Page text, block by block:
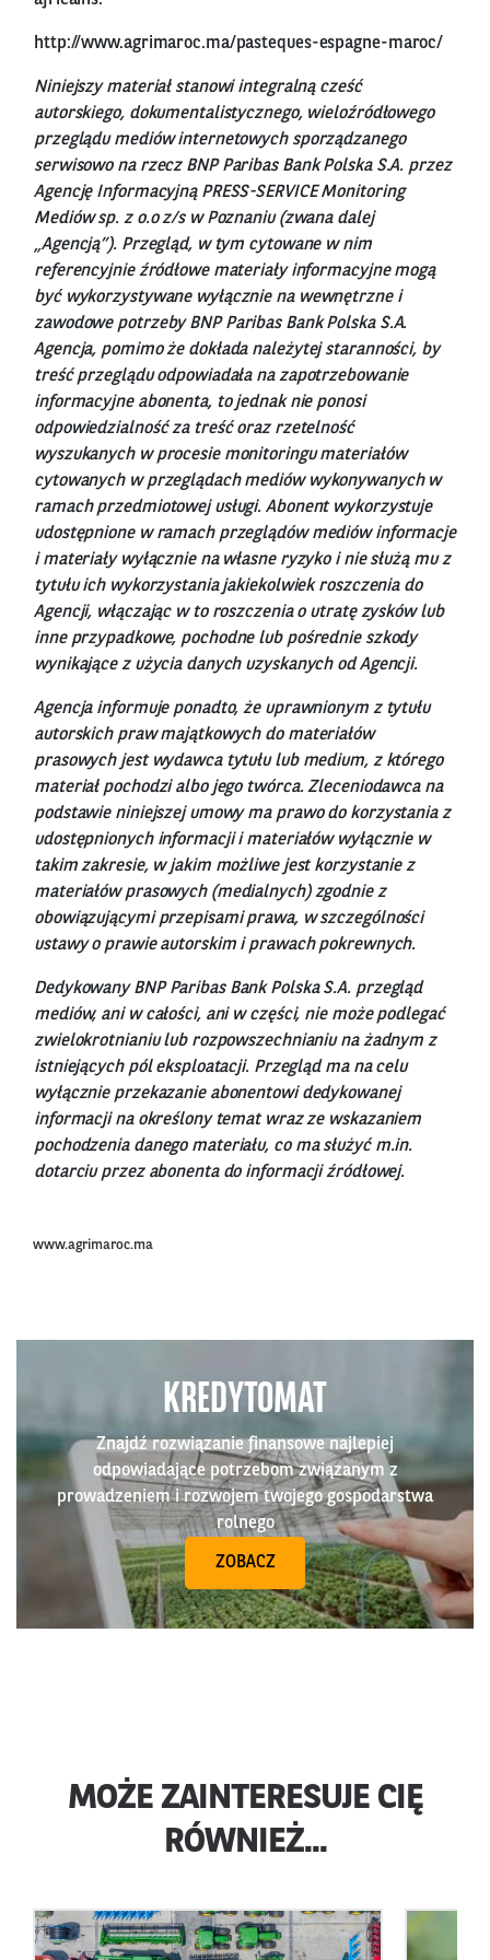
http://www.agrimaroc.ma/pasteques-espagne-maroc/
Niniejszy materiał stanowi integralną cześć
autorskiego, dokumentalistycznego, wieloźródłowego
przeglądu mediów internetowych sporządzanego
serwisowo na rzecz BNP Paribas Bank Polska S.A. przez
Agencję Informacyjną PRESS-SERVICE Monitoring
Mediów sp. z o.o z/s w Poznaniu (zwana dalej
„Agencją”). Przegląd, w tym cytowane w nim
referencyjnie źródłowe materiały informacyjne mogą
być wykorzystywane wyłącznie na wewnętrzne i
zawodowe potrzeby BNP Paribas Bank Polska S.A.
Agencja, pomimo że dokłada należytej staranności, by
treść przeglądu odpowiadała na zapotrzebowanie
informacyjne abonenta, to jednak nie ponosi
odpowiedzialność za treść oraz rzetelność
wyszukanych w procesie monitoringu materiałów
cytowanych w przeglądach mediów wykonywanych w
ramach przedmiotowej usługi. Abonent wykorzystuje
udostępnione w ramach przeglądów mediów informacje
i materiały wyłącznie na własne ryzyko i nie służą mu z
tytułu ich wykorzystania jakiekolwiek roszczenia do
Agencji, włączając w to roszczenia o utratę zysków lub
inne przypadkowe, pochodne lub pośrednie szkody
wynikające z użycia danych uzyskanych od Agencji.
Agencja informuje ponadto, że uprawnionym z tytułu
autorskich praw majątkowych do materiałów
prasowych jest wydawca tytułu lub medium, z którego
materiał pochodzi albo jego twórca. Zleceniodawca na
podstawie niniejszej umowy ma prawo do korzystania z
udostępnionych informacji i materiałów wyłącznie w
takim zakresie, w jakim możliwe jest korzystanie z
materiałów prasowych (medialnych) zgodnie z
obowiązującymi przepisami prawa, w szczególności
ustawy o prawie autorskim i prawach pokrewnych.
Dedykowany BNP Paribas Bank Polska S.A. przegląd
mediów, ani w całości, ani w części, nie może podlegać
zwielokrotnianiu lub rozpowszechnianiu na żadnym z
istniejących pól eksploatacji. Przegląd ma na celu
wyłącznie przekazanie abonentowi dedykowanej
informacji na określony temat wraz ze wskazaniem
pochodzenia danego materiału, co ma służyć m.in.
dotarciu przez abonenta do informacji źródłowej.
www.agrimaroc.ma
KREDYTOMAT
Znajdź rozwiązanie finansowe najlepiej
odpowiadające potrzebom związanym z
prowadzeniem i rozwojem twojego gospodarstwa
rolnego
ZOBACZ
MOŻE ZAINTERESUJE CIĘ
RÓWNIEŻ...